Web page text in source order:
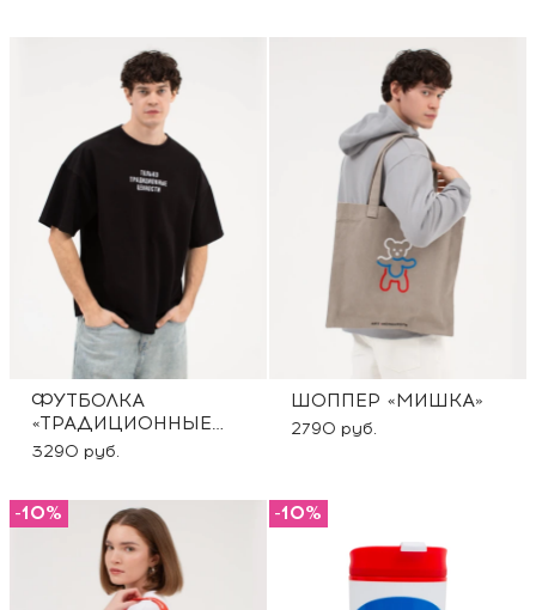
ФУТБОЛКА
«ТРАДИЦИОННЫЕ
ЦЕННОСТИ»
3290 руб.
ШОППЕР «МИШКА»
2790 руб.
-10% -10%